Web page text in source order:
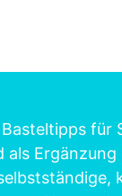
Basteltipps für
als